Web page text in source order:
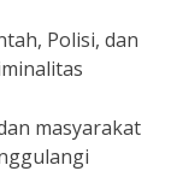
Polisi, dan
masyarakat